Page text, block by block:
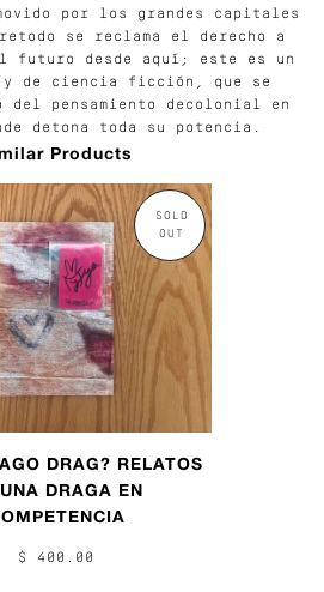
por los grandes capitales
se reclama el derecho a
futuro desde aquí; este es un
de ciencia ficción, que se
pensamiento decolonial en
detona toda su potencia.
Products
SOLD
OUT
DRAG? RELATOS
DRAGA EN
$ 400.00